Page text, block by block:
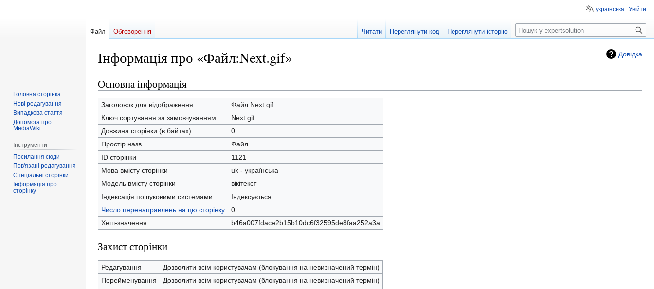
Довідка
Інформація про «Файл:Next.gif»
Перейти
до
навігації
Перейти
до
пошуку
Основна інформація
Заголовок для відображення
Файл:Next.gif
Ключ сортування за замовчуванням
Next.gif
Довжина сторінки (в байтах)
0
Простір назв
Файл
ID сторінки
1121
Мова вмісту сторінки
uk - українська
Модель вмісту сторінки
вікітекст
Індексація пошуковими системами
Індексується
Число перенаправлень на цю сторінку
0
Хеш-значення
b46a007fdace2b15b10dc6f32595de8faa252a3a
Захист сторінки
Редагування
Дозволити всім користувачам (блокування на невизначений термін)
Перейменування
Дозволити всім користувачам (блокування на невизначений термін)
українська Увійти
Файл Обговорення Читати Переглянути код Переглянути історію Пошук
Головна сторінка
Нові редагування
Випадкова стаття
Допомога про
MediaWiki
Інструменти
Посилання сюди
Пов'язані редагування
Спеціальні сторінки
Інформація про
сторінку